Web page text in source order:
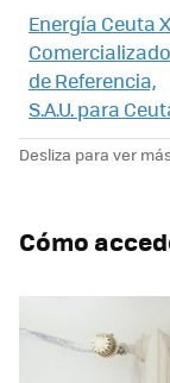
Energía Ceuta
de Referencia,
S.A.U. para
Cómo